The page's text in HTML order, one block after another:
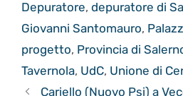
Depuratore, depuratore di
Giovanni Santomauro,
progetto, Provincia di
Tavernola, UdC, Unione di
Cariello (Nuovo Psi) a